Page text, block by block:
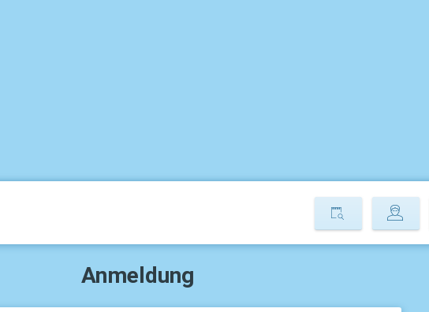
Anmeldung